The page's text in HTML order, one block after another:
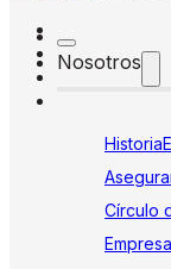
Nosotros
Historia
Círculo